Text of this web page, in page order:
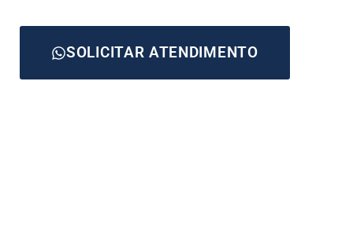
SOLICITAR ATENDIMENTO